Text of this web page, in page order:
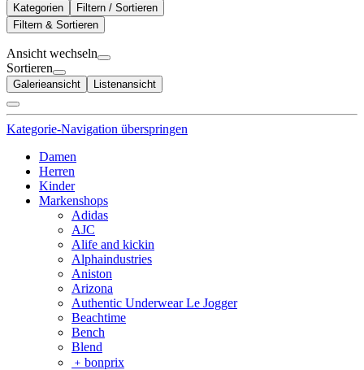
Kategorien
Filtern / Sortieren
Filtern & Sortieren
Ansicht wechseln
Sortieren
Galerieansicht Listenansicht
Kategorie-Navigation überspringen
Damen
Herren
Kinder
Markenshops
Adidas
AJC
Alife and kickin
Alphaindustries
Aniston
Arizona
Authentic Underwear Le Jogger
Beachtime
Bench
Blend
﹢ bonprix